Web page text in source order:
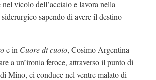
vicolo dell’acciaio e lavora nella
sapendo di avere il destino
e in Cuore di cuoio, Cosimo Argentina
a un’ironia feroce, attraverso il punto di
Mino, ci conduce nel ventre malato di